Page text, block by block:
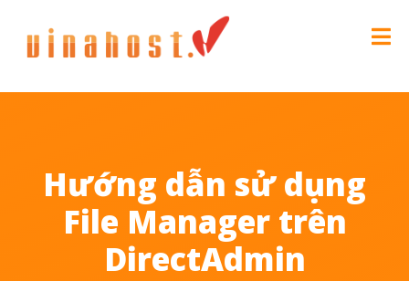
Hướng dẫn sử dụng
File Manager trên
DirectAdmin